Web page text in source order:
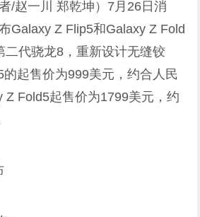
/赵一川 郑乾坤）7月26日消
Galaxy Z Flip5和Galaxy Z Fold
二代骁龙8，重新设计无缝铰
起售价为999美元，约合人民
Z Fold5起售价为1799美元，约